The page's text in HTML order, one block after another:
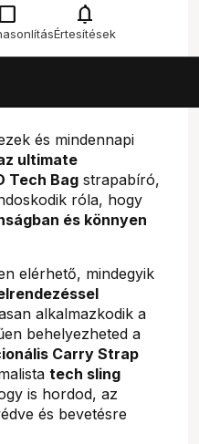
check_box_outline_blank notifications
Értesítések
és mindennapi
ultimate
Tech Bag strapabíró,
róla, hogy
és könnyen
elérhető, mindegyik
alkalmazkodik a
behelyezheted a
Carry Strap
tech sling
is hordod, az
és bevetésre